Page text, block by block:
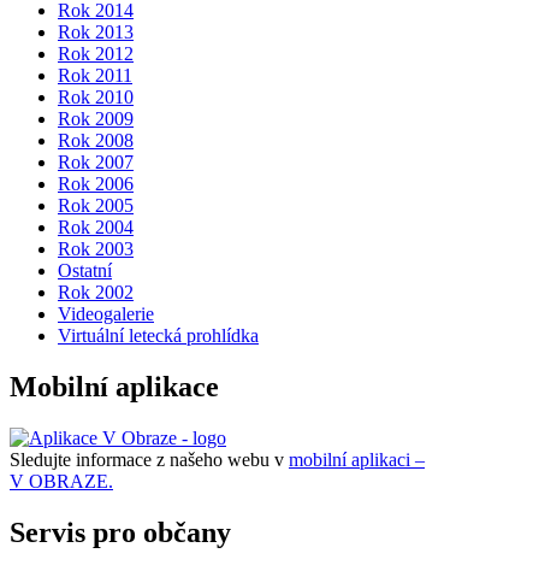
Rok 2014
Rok 2013
Rok 2012
Rok 2011
Rok 2010
Rok 2009
Rok 2008
Rok 2007
Rok 2006
Rok 2005
Rok 2004
Rok 2003
Ostatní
Rok 2002
Videogalerie
Virtuální letecká prohlídka
Mobilní aplikace
Sledujte informace z našeho webu v mobilní aplikaci –
V OBRAZE.
Servis pro občany